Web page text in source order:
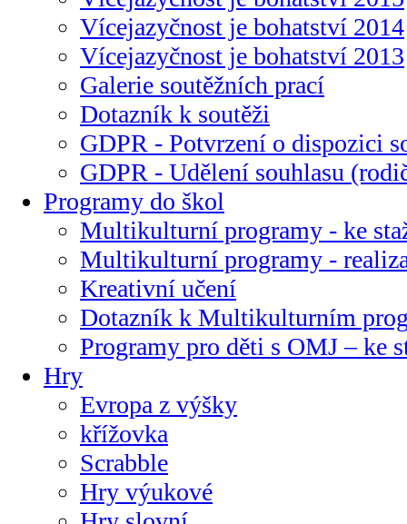
Vícejazyčnost je bohatství 2014
Vícejazyčnost je bohatství 2013
Galerie soutěžních prací
Dotazník k soutěži
GDPR - Potvrzení o dispozici
GDPR - Udělení souhlasu
Programy do škol
Multikulturní programy - ke
Multikulturní programy -
Kreativní učení
Dotazník k Multikulturním
Programy pro děti s OMJ – ke
Hry
Evropa z výšky
křížovka
Scrabble
Hry výukové